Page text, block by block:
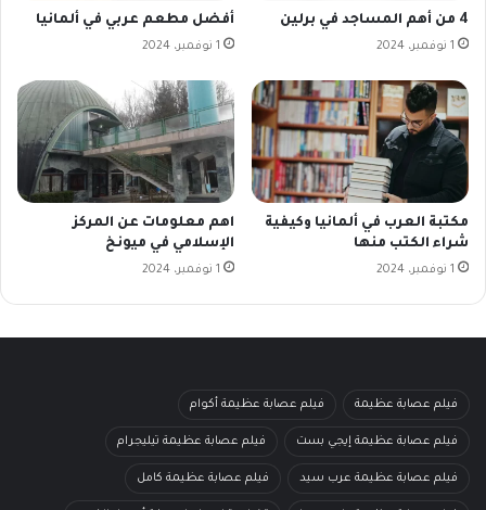
4 من أهم المساجد في برلين
1 نوفمبر، 2024
أفضل مطعم عربي في ألمانيا
1 نوفمبر، 2024
مكتبة العرب في ألمانيا وكيفية
شراء الكتب منها
1 نوفمبر، 2024
اهم معلومات عن المركز
الإسلامي في ميونخ
1 نوفمبر، 2024
فيلم عصابة عظيمة فيلم عصابة عظيمة أكوام
فيلم عصابة عظيمة إيجي بست فيلم عصابة عظيمة تيليجرام
فيلم عصابة عظيمة عرب سيد فيلم عصابة عظيمة كامل